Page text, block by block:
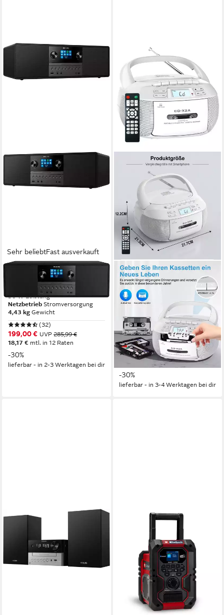
Sehr beliebtFast ausverkauft
TAM6805 Stereoanlage
50 W Leistung
Netzbetrieb Stromversorgung
4,43 kg Gewicht
(32)
199,00 € UVP 285,99 €
18,17 € mtl. in 12 Raten
-30%
lieferbar - in 2-3 Werktagen bei dir
GREADIO
Tragbarer CD-Player
Kassettenrekorder mit
Bluetooth FM Radio, weiß
Radio
Batterie, AC-Netzkabel Stromversorgung
1,5 kg Gewicht
(1)
69,99 € UVP99,99 €
-30%
lieferbar - in 3-4 Werktagen bei dir